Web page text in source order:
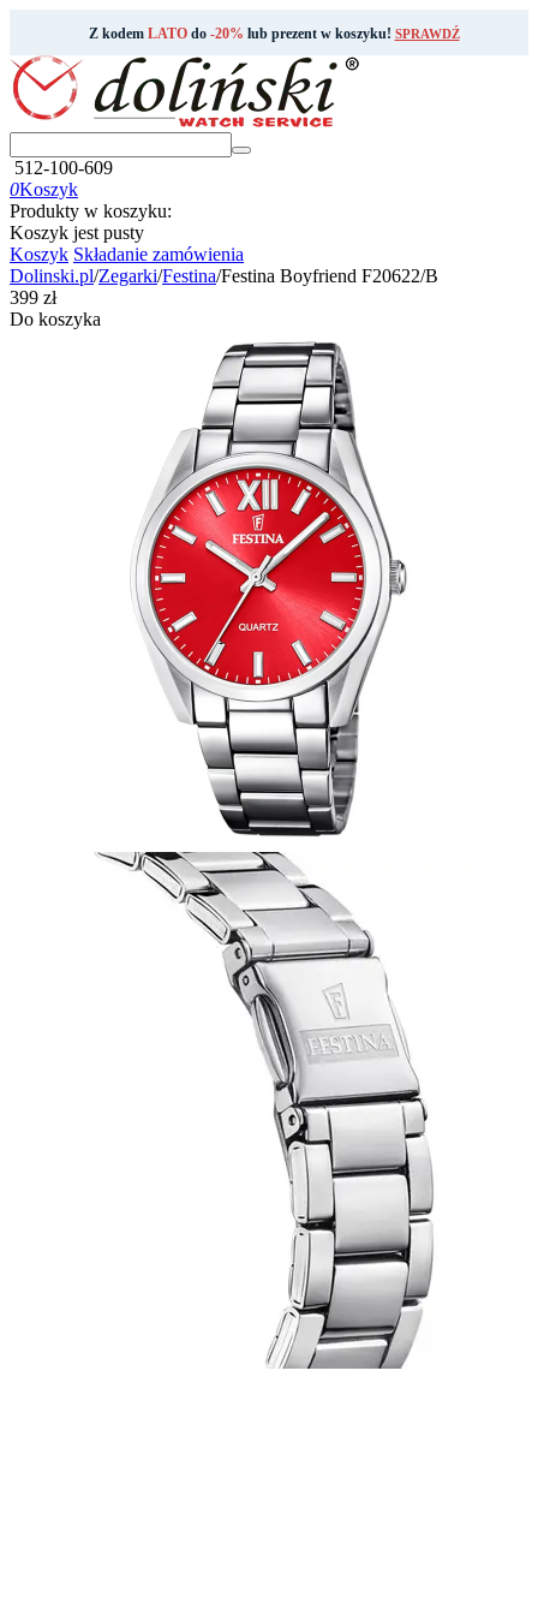
Z kodem LATOdo -20% lub prezent w koszyku! SPRAWDŹ
512-100-609
0Koszyk
Produkty w koszyku:
Koszyk jest pusty
Koszyk Składanie zamówienia
Dolinski.pl/Zegarki/Festina/Festina Boyfriend F20622/B
‍399‍ zł
Do koszyka